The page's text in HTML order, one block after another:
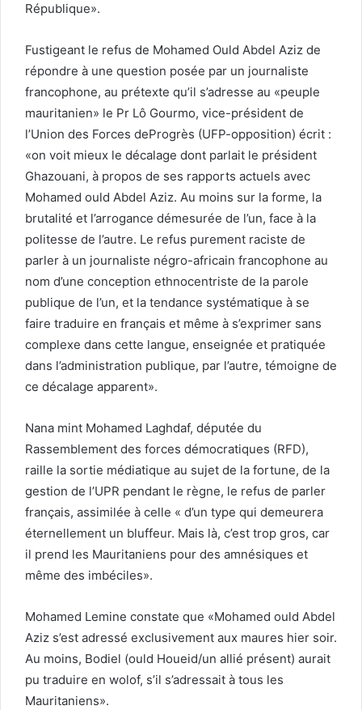
République».
Fustigeant le refus de Mohamed Ould Abdel Aziz de
répondre à une question posée par un journaliste
francophone, au prétexte qu’il s’adresse au «peuple
mauritanien» le Pr Lô Gourmo, vice-président de
l’Union des Forces deProgrès (UFP-opposition) écrit :
«on voit mieux le décalage dont parlait le président
Ghazouani, à propos de ses rapports actuels avec
Mohamed ould Abdel Aziz. Au moins sur la forme, la
brutalité et l’arrogance démesurée de l’un, face à la
politesse de l’autre. Le refus purement raciste de
parler à un journaliste négro-africain francophone au
nom d’une conception ethnocentriste de la parole
publique de l’un, et la tendance systématique à se
faire traduire en français et même à s’exprimer sans
complexe dans cette langue, enseignée et pratiquée
dans l’administration publique, par l’autre, témoigne de
ce décalage apparent».
Nana mint Mohamed Laghdaf, députée du
Rassemblement des forces démocratiques (RFD),
raille la sortie médiatique au sujet de la fortune, de la
gestion de l’UPR pendant le règne, le refus de parler
français, assimilée à celle « d’un type qui demeurera
éternellement un bluffeur. Mais là, c’est trop gros, car
il prend les Mauritaniens pour des amnésiques et
même des imbéciles».
Mohamed Lemine constate que «Mohamed ould Abdel
Aziz s’est adressé exclusivement aux maures hier soir.
Au moins, Bodiel (ould Houeid/un allié présent) aurait
pu traduire en wolof, s’il s’adressait à tous les
Mauritaniens».